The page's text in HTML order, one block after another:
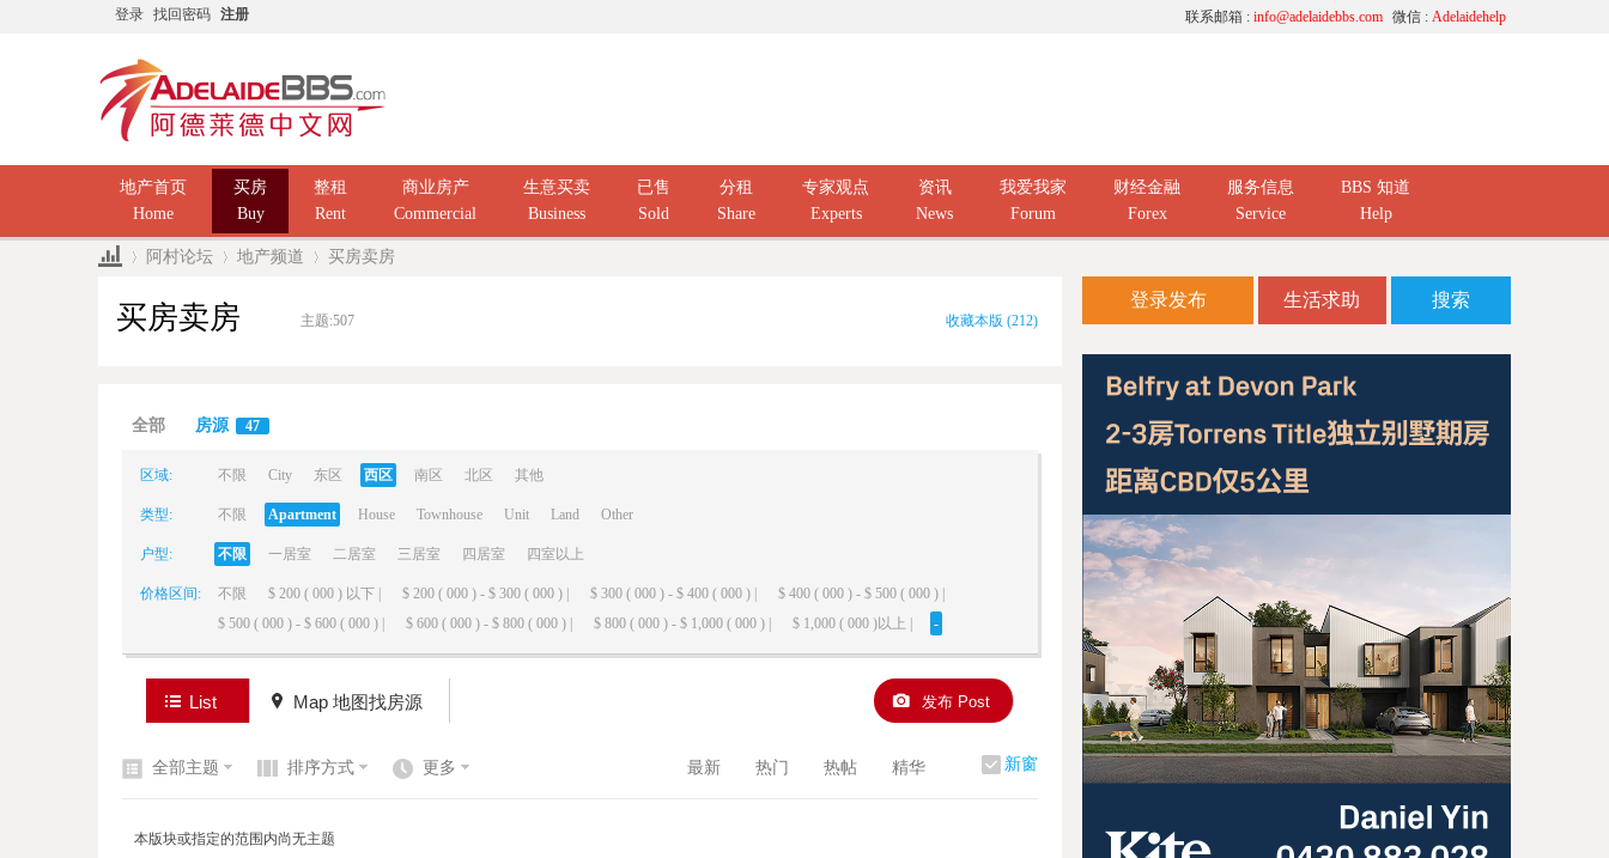
登录 找回密码 注册 微信 : Adelaidehelp
联系邮箱 : info@adelaidebbs.com
地产首页
Home
买房
Buy
整租
Rent
商业房产
Commercial
生意买卖
Business
已售
Sold
分租
Share
专家观点
Experts
资讯
News
我爱我家
Forum
财经金融
Forex
服务信息
Service
BBS 知道
Help
阿村论坛 地产频道 买房卖房
买房卖房 主题:507 收藏本版 (212)
全部 房源 47
区域: 不限 City 东区 西区 南区 北区 其他
类型: 不限 Apartment House Townhouse Unit Land Other
户型: 不限 一居室 二居室 三居室 四居室 四室以上
价格区间: 不限 $ 200 ( 000 ) 以下 | $ 200 ( 000 ) - $ 300 ( 000 ) | $ 300 ( 000 ) - $ 400 ( 000 ) |
$ 400 ( 000 ) - $ 500 ( 000 ) |
$ 500 ( 000 ) - $ 600 ( 000 ) |
$ 600 ( 000 ) - $ 800 ( 000 ) | $ 800 ( 000 ) - $ 1,000 ( 000 ) | $ 1,000 ( 000 )以上 | -
List Map 地图找房源 发布 Post
新窗
全部主题 排序方式 更多 最新 热门 热帖 精华
本版块或指定的范围内尚无主题
登录发布 生活求助 搜索